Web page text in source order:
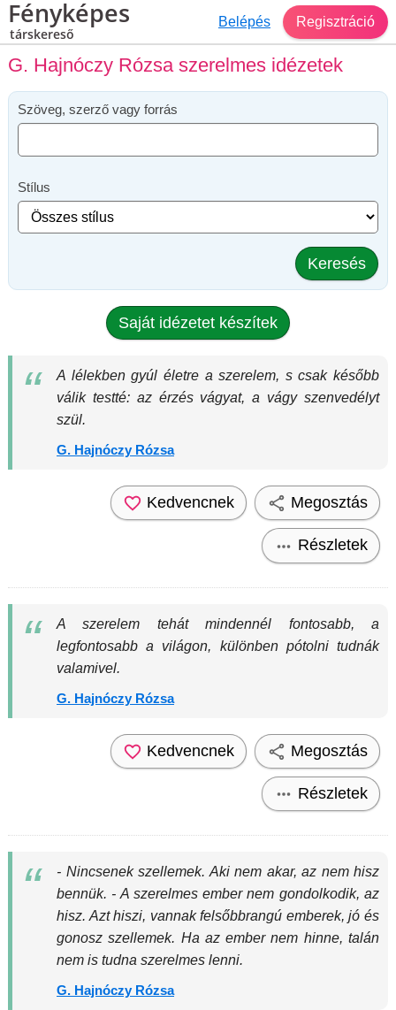
Fényképes
társkereső
Belépés Regisztráció
G. Hajnóczy Rózsa szerelmes idézetek
Szöveg, szerző vagy forrás
Stílus
Keresés
Saját idézetet készítek
A lélekben gyúl életre a szerelem, s csak később
válik testté: az érzés vágyat, a vágy szenvedélyt
szül.
G. Hajnóczy Rózsa
Kedvencnek Megosztás
Részletek
A szerelem tehát mindennél fontosabb, a
legfontosabb a világon, különben pótolni tudnák
valamivel.
G. Hajnóczy Rózsa
Kedvencnek Megosztás
Részletek
- Nincsenek szellemek. Aki nem akar, az nem hisz
bennük. - A szerelmes ember nem gondolkodik, az
hisz. Azt hiszi, vannak felsőbbrangú emberek, jó és
gonosz szellemek. Ha az ember nem hinne, talán
nem is tudna szerelmes lenni.
G. Hajnóczy Rózsa